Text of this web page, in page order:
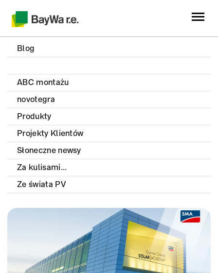
Blog
ABC montażu
novotegra
Produkty
Projekty Klientów
Słoneczne newsy
Za kulisami...
Ze świata PV